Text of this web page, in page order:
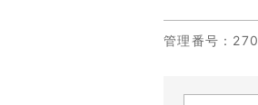
管理番号 ：270